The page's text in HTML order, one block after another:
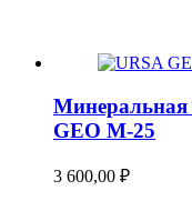
Минеральная
GEO М-25
3 600,00 ₽